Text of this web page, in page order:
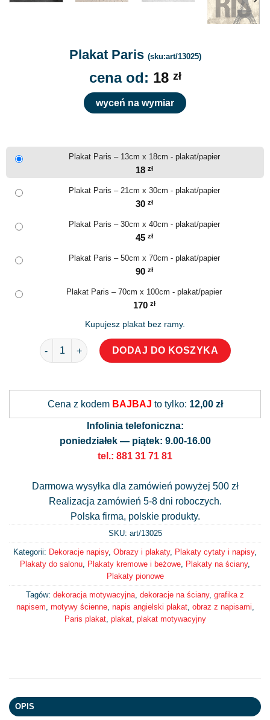
Plakat Paris (sku:art/13025)
cena od: 18 zł
wyceń na wymiar
Plakat Paris – 13cm x 18cm - plakat/papier
18 zł
Plakat Paris – 21cm x 30cm - plakat/papier
30 zł
Plakat Paris – 30cm x 40cm - plakat/papier
45 zł
Plakat Paris – 50cm x 70cm - plakat/papier
90 zł
Plakat Paris – 70cm x 100cm - plakat/papier
170 zł
Kupujesz plakat bez ramy.
ilość Plakat Paris
DODAJ DO KOSZYKA
Cena z kodem BAJBAJ to tylko: 12,00 zł
Infolinia telefoniczna:
poniedziałek — piątek: 9.00-16.00
tel.: 881 31 71 81
Darmowa wysyłka dla zamówień powyżej 500 zł
Realizacja zamówień 5-8 dni roboczych.
Polska firma, polskie produkty.
SKU: art/13025
Kategorii: Dekoracje napisy, Obrazy i plakaty, Plakaty cytaty i napisy,
Plakaty do salonu
Plakaty kremowe i beżowe Plakaty na ściany,
Plakaty pionowe
Tagów: dekoracja motywacyjna dekoracje na ściany, grafika z
napisem motywy ścienne, napis angielski plakat, obraz z napisami
Paris plakat, plakat, plakat motywacyjny
OPIS